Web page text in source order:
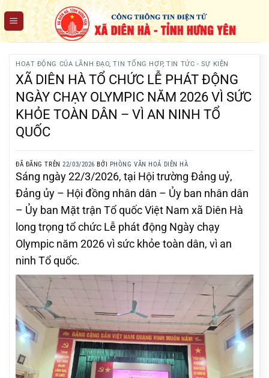
Chuyển
đến
nội
HOẠT ĐỘNG CỦA LÃNH ĐẠO,TIN TỔNG HỢP,TIN TỨC - SỰ KIỆN
XÃ DIÊN HÀ TỔ CHỨC LỄ PHÁT ĐỘNG
NGÀY CHẠY OLYMPIC NĂM 2026 VÌ SỨC
KHỎE TOÀN DÂN – VÌ AN NINH TỔ
QUỐC
ĐÃ ĐĂNG TRÊN22/03/2026 BỞI PHÒNG VĂN HOÁ DIÊN HÀ
Sáng ngày 22/3/2026, tại Hội trường Đảng uỷ,
Đảng ủy – Hội đồng nhân dân – Ủy ban nhân dân
– Ủy ban Mặt trận Tổ quốc Việt Nam xã Diên Hà
long trọng tổ chức Lễ phát động Ngày chạy
Olympic năm 2026 vì sức khỏe toàn dân, vì an
ninh Tổ quốc.